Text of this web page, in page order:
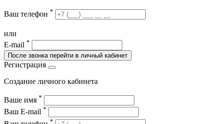
Ваш телефон *
или
E-mail *
После звонка перейти в личный кабинет
Регистрация
Создание личного кабинета
Ваше имя *
Ваш E-mail *
*